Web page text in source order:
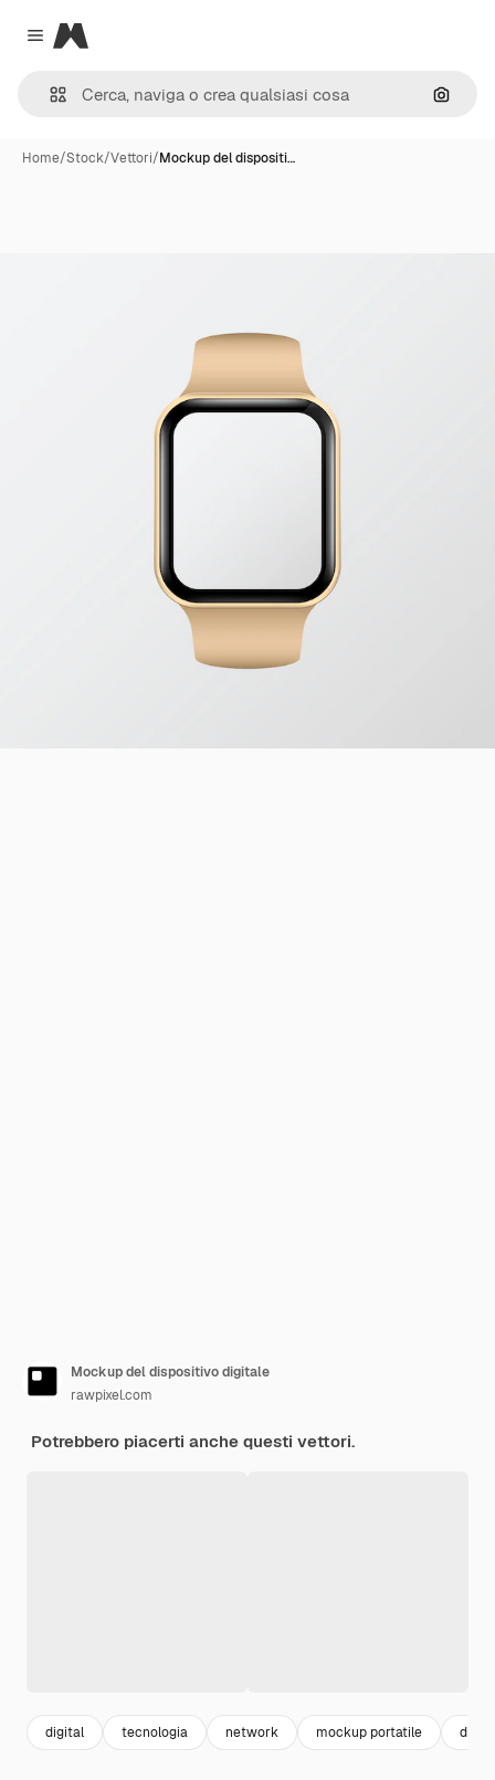
Close menu
Magnific
Cerca
Home/Stock/Vettori/Mockup del dispositi…
Mockup del dispositivo digitale
rawpixel.com
Potrebbero piacerti anche questi vettori.
digital tecnologia network mockup portatile